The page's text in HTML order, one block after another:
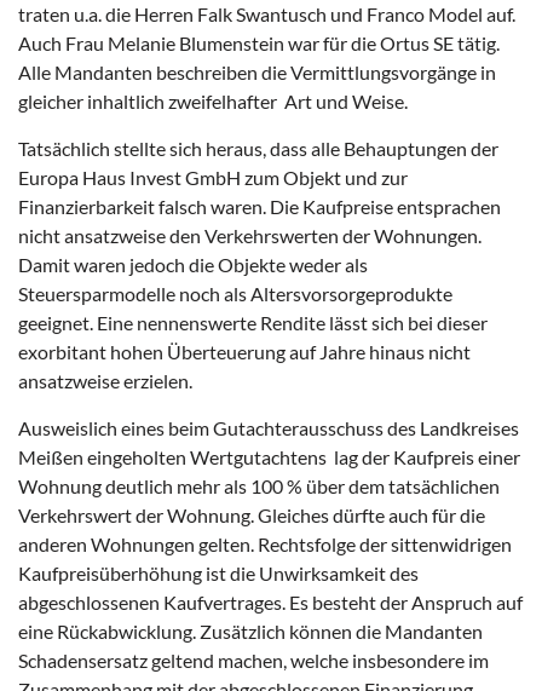
traten u.a. die Herren Falk Swantusch und Franco Model auf.
Auch Frau Melanie Blumenstein war für die Ortus SE tätig.
Alle Mandanten beschreiben die Vermittlungsvorgänge in
gleicher inhaltlich zweifelhafter Art und Weise.
Tatsächlich stellte sich heraus, dass alle Behauptungen der
Europa Haus Invest GmbH zum Objekt und zur
Finanzierbarkeit falsch waren. Die Kaufpreise entsprachen
nicht ansatzweise den Verkehrswerten der Wohnungen.
Damit waren jedoch die Objekte weder als
Steuersparmodelle noch als Altersvorsorgeprodukte
geeignet. Eine nennenswerte Rendite lässt sich bei dieser
exorbitant hohen Überteuerung auf Jahre hinaus nicht
ansatzweise erzielen.
Ausweislich eines beim Gutachterausschuss des Landkreises
Meißen eingeholten Wertgutachtens lag der Kaufpreis einer
Wohnung deutlich mehr als 100 % über dem tatsächlichen
Verkehrswert der Wohnung. Gleiches dürfte auch für die
anderen Wohnungen gelten. Rechtsfolge der sittenwidrigen
Kaufpreisüberhöhung ist die Unwirksamkeit des
abgeschlossenen Kaufvertrages. Es besteht der Anspruch auf
eine Rückabwicklung. Zusätzlich können die Mandanten
Schadensersatz geltend machen, welche insbesondere im